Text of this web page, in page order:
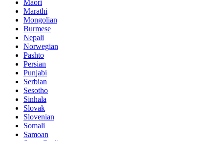
Maori
Marathi
Mongolian
Burmese
Nepali
Norwegian
Pashto
Persian
Punjabi
Serbian
Sesotho
Sinhala
Slovak
Slovenian
Somali
Samoan